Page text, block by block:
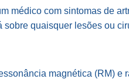
médico com sintomas de
sobre quaisquer lesões ou
magnética (RM) e